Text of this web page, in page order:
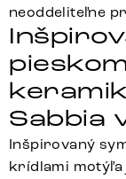
neoddeliteľne
Sabbia
Inšpirovaný
krídlami motýľa